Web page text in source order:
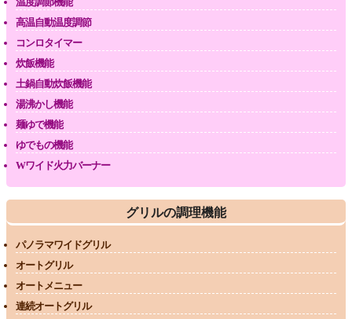
高温自動温度調節
コンロタイマー
炊飯機能
土鍋自動炊飯機能
湯沸かし機能
麺ゆで機能
ゆでもの機能
Wワイド火力バーナー
グリルの調理機能
パノラマワイドグリル
オートグリル
オートメニュー
連続オートグリル